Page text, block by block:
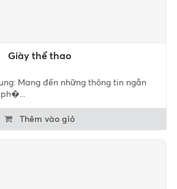
Giày thể thao
Mang đến những thông tin ngắn
Thêm vào giỏ